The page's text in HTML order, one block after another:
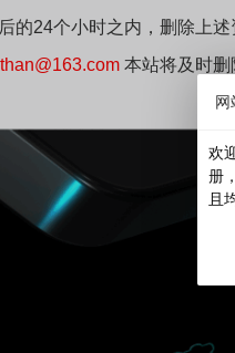
的24个小时之内，删除上
本站将及时删
网
欢
册
且